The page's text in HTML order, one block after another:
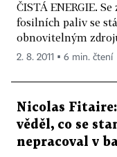
ČISTÁ ENERGIE.
fosilních paliv se
obnovitelným
2. 8. 2011 ▪ 6 min. čtení
Nicolas
věděl, co se
nepracoval v